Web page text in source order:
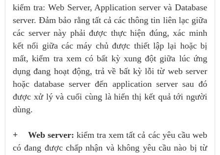
kiểm tra: Web Server, Application server và Database
server. Đảm bảo rằng tất cả các thông tin liên lạc giữa
các server này phải được thực hiện đúng, xác minh
kết nối giữa các máy chủ được thiết lập lại hoặc bị
mất, kiểm tra xem có bất kỳ xung đột giữa lúc ứng
dụng đang hoạt động, trả về bất kỳ lỗi từ web server
hoặc database server đến application server sau đó
được xử lý và cuối cùng là hiển thị kết quả tới người
dùng.
+ Web server: kiểm tra xem tất cả các yêu cầu web
có đang được chấp nhận và không yêu cầu nào bị từ